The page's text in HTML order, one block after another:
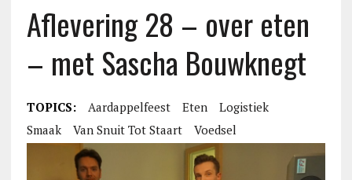
Aflevering 28 – over eten
– met Sascha Bouwknegt
TOPICS: Aardappelfeest Eten
Logistiek
Smaak
Van Snuit Tot Staart Voedsel